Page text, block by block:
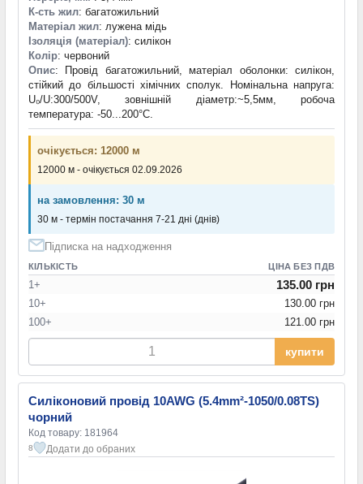
К-сть жил: багатожильний
Матеріал жил: лужена мідь
Ізоляція (матеріал): силікон
Колір: червоний
Опис: Провід багатожильний, матеріал оболонки: силікон,
стійкий до більшості хімічних сполук. Номінальна напруга:
U₀/U:300/500V, зовнішній діаметр:~5,5мм, робоча
температура: -50...200°C.
очікується: 12000 м
12000 м - очікується 02.09.2026
на замовлення: 30 м
30 м - термін постачання 7-21 дні (днів)
Підписка на надходження
КІЛЬКІСТЬ ЦІНА БЕЗ ПДВ
1+ 135.00 грн
10+
130.00 грн
100+
121.00 грн
купити
Силіконовий провід 10AWG (5.4mm²-1050/0.08TS)
чорний
Код товару: 181964
8 Додати до обраних